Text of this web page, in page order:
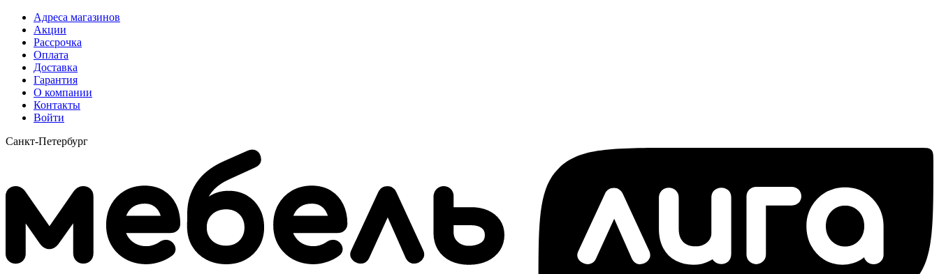
Адреса магазинов
Акции
Рассрочка
Оплата
Доставка
Гарантия
О компании
Контакты
Войти
Санкт-Петербург